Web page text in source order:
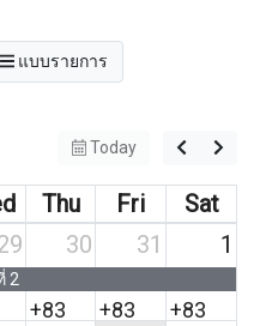
แบบรายการ
Today
Thu Fri
Sat
30 31 1
2
+83
+83
+83